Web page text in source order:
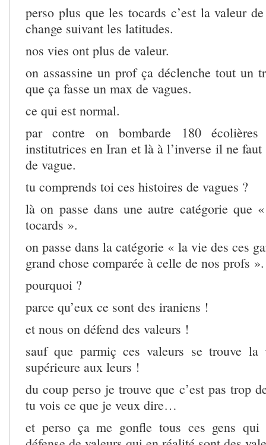
perso plus que les tocards c’est la valeur
change suivant les latitudes.
nos vies ont plus de valeur.
on assassine un prof ça déclenche tout un
que ça fasse un max de vagues.
ce qui est normal.
par contre on bombarde 180 écolières
institutrices en Iran et là à l’inverse il ne faut
de vague.
tu comprends toi ces histoires de vagues ?
là on passe dans une autre catégorie que
tocards ».
on passe dans la catégorie « la vie des ces
grand chose comparée à celle de nos profs ».
pourquoi ?
parce qu’eux ce sont des iraniens !
et nous on défend des valeurs !
sauf que parmiç ces valeurs se trouve la
supérieure aux leurs !
du coup perso je trouve que c’est pas trop
tu vois ce que je veux dire…
et perso ça me gonfle tous ces gens